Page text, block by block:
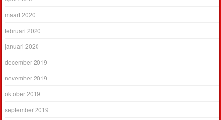
maart 2020
februari 2020
januari 2020
december 2019
november 2019
oktober 2019
september 2019